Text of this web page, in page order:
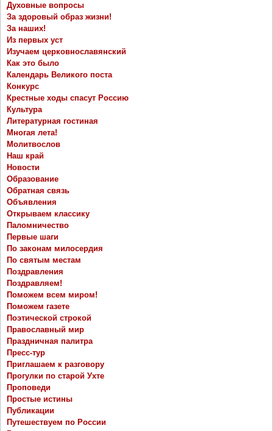
Духовные вопросы
За здоровый образ жизни!
За наших!
Из первых уст
Изучаем церковнославянский
Как это было
Календарь Великого поста
Конкурс
Крестные ходы спасут Россию
Культура
Литературная гостиная
Многая лета!
Молитвослов
Наш край
Новости
Образование
Обратная связь
Объявления
Открываем классику
Паломничество
Первые шаги
По законам милосердия
По святым местам
Поздравления
Поздравляем!
Поможем всем миром!
Поможем газете
Поэтической строкой
Православный мир
Праздничная палитра
Пресс-тур
Приглашаем к разговору
Прогулки по старой Ухте
Проповеди
Простые истины
Публикации
Путешествуем по России